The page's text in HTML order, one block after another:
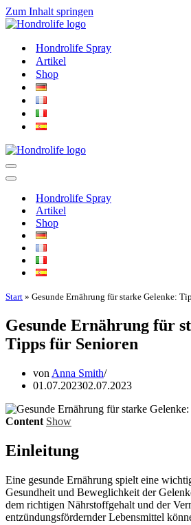
Zum Inhalt springen
Hondrolife Spray
Artikel
Shop
Navigations-
Menü
Navigations-
Hondrolife Spray
Artikel
Shop
Start » Gesunde Ernährung für starke Gelenke:
Gesunde Ernährung für
Tipps für Senioren
von Anna Smith
01.07.202302.07.2023
Content Show
Einleitung
Eine gesunde Ernährung spielt eine
Gesundheit und Beweglichkeit der
dem richtigen Nährstoffgehalt und der
entzündungsfördernder Lebensmittel